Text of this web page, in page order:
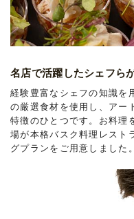
名店で活躍したシェフら
経験豊富なシェフの知識を
の厳選食材を使用し、アー
特徴のひとつです。お料理
場が本格バスク料理レスト
グプランをご用意しました。